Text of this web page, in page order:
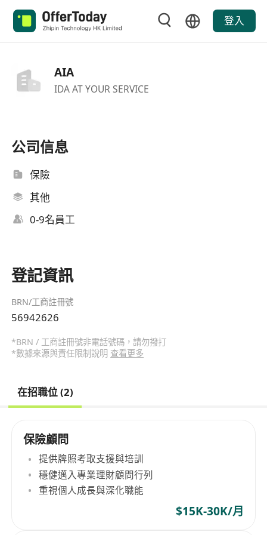
登入
AIA
IDA AT YOUR SERVICE
公司信息
保險
其他
0-9名員工
登記資訊
BRN/工商註冊號
56942626
*BRN / 工商註冊號非電話號碼，請勿撥打
*數據來源與責任限制說明 查看更多
在招職位 (2)
保險顧問
提供牌照考取支援與培訓
穩健邁入專業理財顧問行列
重視個人成長與深化職能
$15K-30K/月